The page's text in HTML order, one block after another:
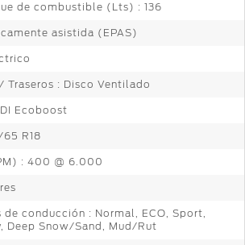
de combustible (Lts) : 136
asistida (EPAS)
Traseros : Disco Ventilado
Ecoboost
R18
: 400 @ 6.000
conducción : Normal, ECO, Sport,
Deep Snow/Sand, Mud/Rut